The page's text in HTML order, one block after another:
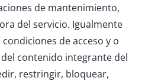
de mantenimiento,
del servicio. Igualmente
de acceso y o
contenido integrante del
restringir, bloquear,